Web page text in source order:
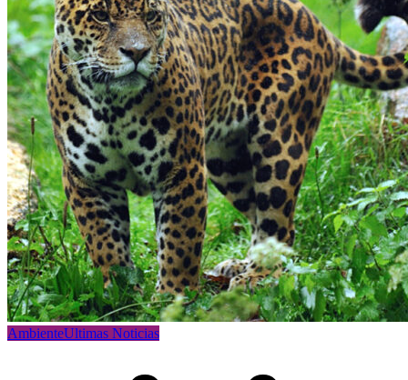
AmbienteUltimas Noticias